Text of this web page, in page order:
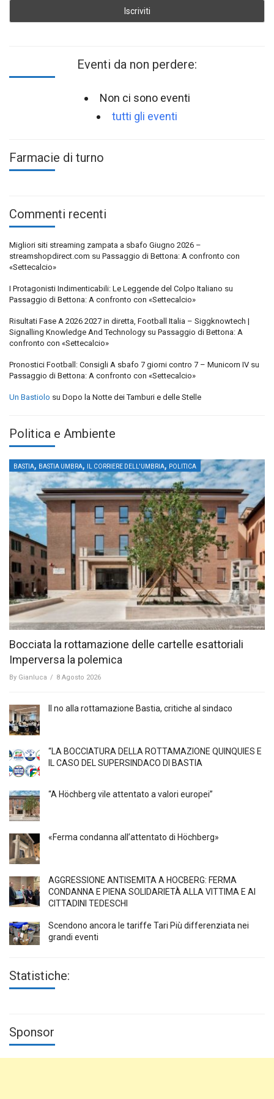
Eventi da non perdere:
Non ci sono eventi
tutti gli eventi
Farmacie di turno
Commenti recenti
Migliori siti streaming zampata a sbafo Giugno 2026 –
streamshopdirect.com su Passaggio di Bettona: A confronto con
«Settecalcio»
I Protagonisti Indimenticabili: Le Leggende del Colpo Italiano su
Passaggio di Bettona: A confronto con «Settecalcio»
Risultati Fase A 2026 2027 in diretta, Football Italia – Siggknowtech |
Signalling Knowledge And Technology su Passaggio di Bettona: A
confronto con «Settecalcio»
Pronostici Football: Consigli A sbafo 7 giorni contro 7 – Municorn IV su
Passaggio di Bettona: A confronto con «Settecalcio»
Un Bastiolo su Dopo la Notte dei Tamburi e delle Stelle
Politica e Ambiente
BASTIA, BASTIA UMBRA, IL CORRIERE DELL'UMBRIA, POLITICA
Bocciata la rottamazione delle cartelle esattoriali
Imperversa la polemica
By Gianluca / 8 Agosto 2026
Il no alla rottamazione Bastia, critiche al sindaco
“LA BOCCIATURA DELLA ROTTAMAZIONE QUINQUIES E
IL CASO DEL SUPERSINDACO DI BASTIA
“A Höchberg vile attentato a valori europei”
«Ferma condanna all’attentato di Höchberg»
AGGRESSIONE ANTISEMITA A HÖCBERG: FERMA
CONDANNA E PIENA SOLIDARIETÀ ALLA VITTIMA E AI
CITTADINI TEDESCHI
Scendono ancora le tariffe Tari Più differenziata nei
grandi eventi
Statistiche:
Sponsor